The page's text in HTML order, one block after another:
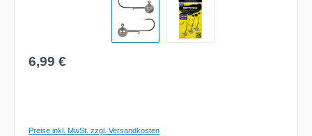
Regulärer Preis:
6,99 €
Preise inkl. MwSt. zzgl. Versandkosten